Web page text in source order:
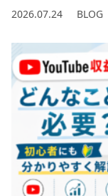
2026.07.24 BLOG